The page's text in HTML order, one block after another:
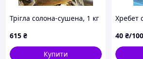
Трігла солона-сушена, 1 кг
615 ₴
Купити
Хребет
40 ₴/